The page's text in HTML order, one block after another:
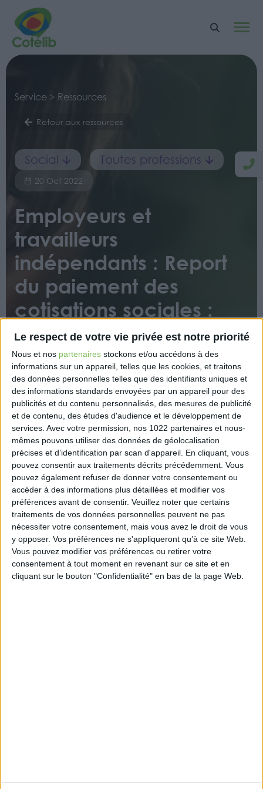
Le respect de votre vie privée est notre priorité
Nous et nos partenaires stockons et/ou accédons à des
informations sur un appareil, telles que les cookies, et traitons
des données personnelles telles que des identifiants uniques et
des informations standards envoyées par un appareil pour des
publicités et du contenu personnalisés, des mesures de publicité
et de contenu, des études d'audience et le développement de
services. Avec votre permission, nos 1022 partenaires et nous-
mêmes pouvons utiliser des données de géolocalisation
précises et d’identification par scan d'appareil. En cliquant, vous
pouvez consentir aux traitements décrits précédemment. Vous
pouvez également refuser de donner votre consentement ou
accéder à des informations plus détaillées et modifier vos
préférences avant de consentir. Veuillez noter que certains
traitements de vos données personnelles peuvent ne pas
nécessiter votre consentement, mais vous avez le droit de vous
y opposer. Vos préférences ne s'appliqueront qu’à ce site Web.
Vous pouvez modifier vos préférences ou retirer votre
consentement à tout moment en revenant sur ce site et en
cliquant sur le bouton "Confidentialité" en bas de la page Web.
Service > Ressources
Retour aux ressources
Social Toutes professions
20 Oct 2022
Employeurs et
travailleurs
indépendants : Report
du paiement des
cotisations sociales :
possibilité de bénéficier
d’un échéancier
adapté
Les employeurs et travailleurs indépendants ayant
bénéficié d’un report pour le paiement de leurs
cotisations sociales et se trouvant en difficulté pour
payer leurs cotisations peuvent bénéficier d’un
échéancier adapté.
https://entreprendre.service-
public.fr/actualites/A16020
Je sécurise mon activité